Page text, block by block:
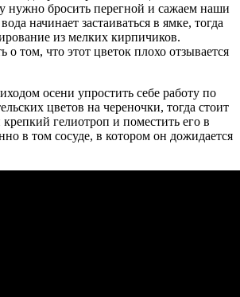
нужно бросить перегной и сажаем наши
начинает застаиваться в ямке, тогда
из мелких кирпичиков.
том, что этот цветок плохо отзывается
осени упростить себе работу по
цветов на череночки, тогда стоит
гелиотроп и поместить его в
в том сосуде, в котором он дожидается